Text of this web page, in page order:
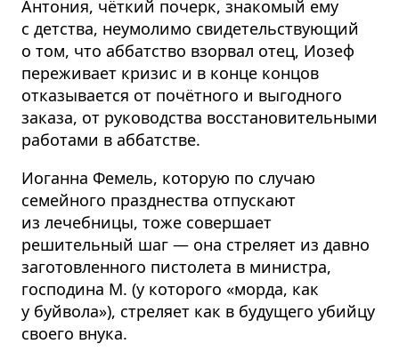
Антония, чёткий почерк, знакомый ему
с детства, неумолимо свидетельствующий
о том, что аббатство взорвал отец, Иозеф
переживает кризис и в конце концов
отказывается от почётного и выгодного
заказа, от руководства восстановительными
работами в аббатстве.
Иоганна Фемель, которую по случаю
семейного празднества отпускают
из лечебницы, тоже совершает
решительный шаг — она стреляет из давно
заготовленного пистолета в министра,
господина М. (у которого «морда, как
у буйвола»), стреляет как в будущего убийцу
своего внука.